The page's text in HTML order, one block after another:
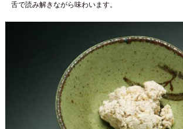
舌で読み解きながら味わいます。